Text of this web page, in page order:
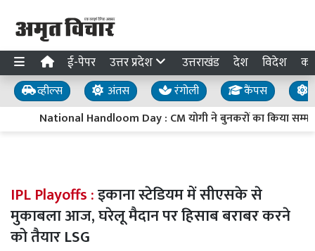
ई-पेपर उत्तर प्रदेश उत्तराखंड देश विदेश
व्हील्स अंतस रंगोली कैंपस
National Handloom Day : CM योगी ने बुनकरों का किया
IPL Playoffs :इकाना स्टेडियम में सीएसके से
मुकाबला आज, घरेलू मैदान पर हिसाब बराबर करने
को तैयार LSG